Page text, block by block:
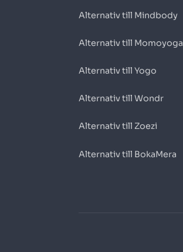
Alternativ till Mindbody
Alternativ till Momoyoga
Alternativ till Yogo
Alternativ till Wondr
Alternativ till Zoezi
Alternativ till BokaMera